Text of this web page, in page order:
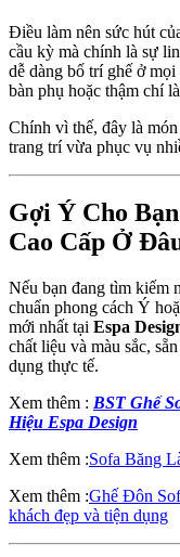
Điều làm nên sức hút
cầu kỳ mà chính là sự
dễ dàng bố trí ghế ở
bàn phụ hoặc thậm chí
Chính vì thế, đây là
trang trí vừa phục vụ
Gợi Ý Cho
Cao Cấp Ở
Nếu bạn đang tìm kiếm
chuẩn phong cách Ý
mới nhất tại Espa
chất liệu và màu sắc,
dụng thực tế.
Xem thêm : BST Ghế
Hiệu Espa Design
Xem thêm :Sofa Băng
Xem thêm :Ghế Đôn
khách đẹp và tiện dụng